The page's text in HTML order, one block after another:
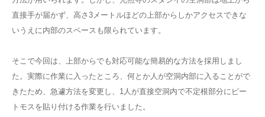
直接手が届かず、高さ3メートルほどの上部からしかアクセスできな
いうえに内部のスペースも限られています。
そこで今回は、上部からでも対応可能な簡易的な方法を採用しまし
た。実際に作業に入ったところ、何とか人が空洞内部に入ることがで
きたため、急遽方法を変更し、1人が直接空洞内で不定根部分にピー
トモスを貼り付ける作業を行いました。